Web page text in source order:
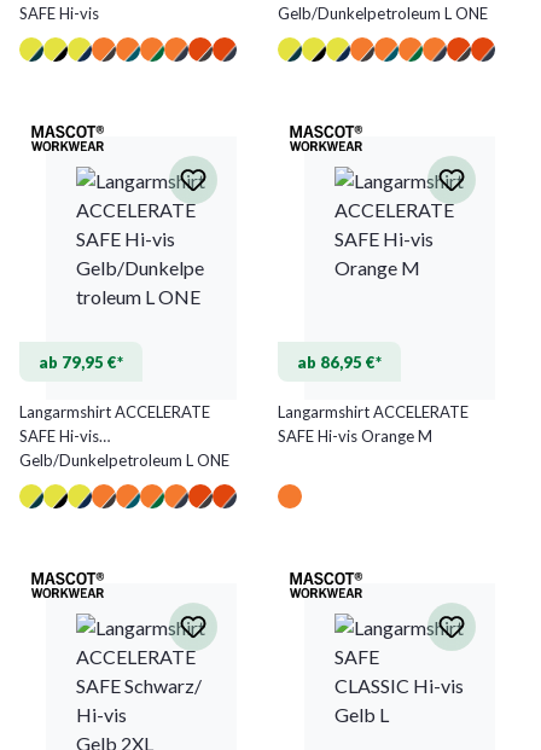
SAFE Hi-vis
Gelb/Dunkelpetroleum XS
Gelb/Dunkelpetroleum L ONE
ab 79,95 €*
Langarmshirt ACCELERATE
SAFE Hi-vis
Gelb/Dunkelpetroleum L ONE
ab 86,95 €*
Langarmshirt ACCELERATE
SAFE Hi-vis Orange M